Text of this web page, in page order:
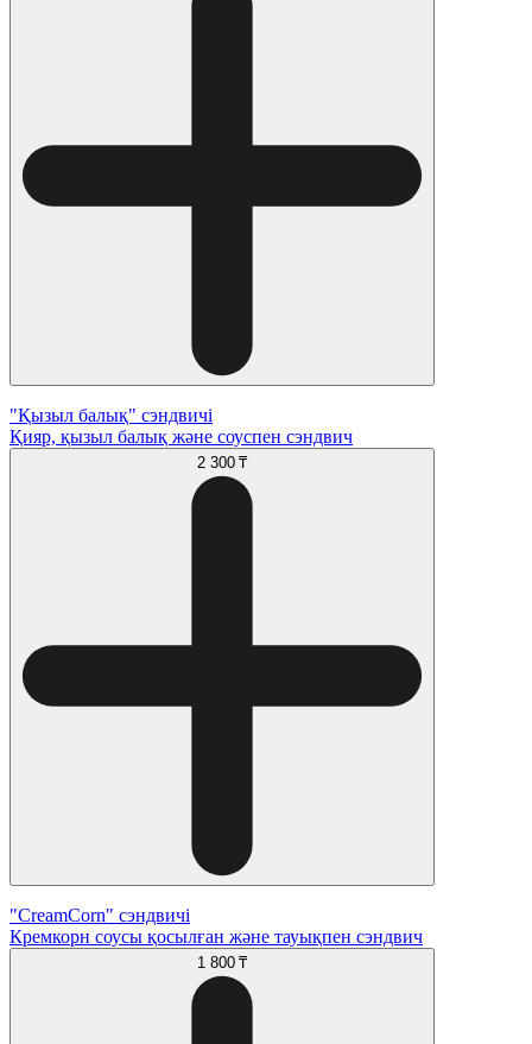
"Қызыл балық" сэндвичі
Қияр, қызыл балық және соуспен сэндвич
2 300 ₸
"CreamCorn" сэндвичі
Кремкорн соусы қосылған және тауықпен сэндвич
1 800 ₸